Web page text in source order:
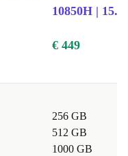
10850H |
€ 449
256 GB
512 GB
1000 GB